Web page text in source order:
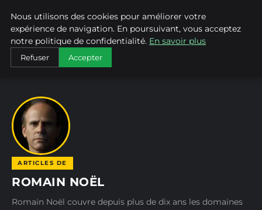
ALAIN KORKOS
ACCUEIL AUTEURS ROMAIN NOËL
ARTICLES DE
ROMAIN NOËL
Romain Noël couvre depuis plus de dix ans les domaines
Nous utilisons des cookies pour améliorer votre
expérience de navigation. En poursuivant, vous acceptez
notre politique de confidentialité. En savoir plus
Refuser Accepter